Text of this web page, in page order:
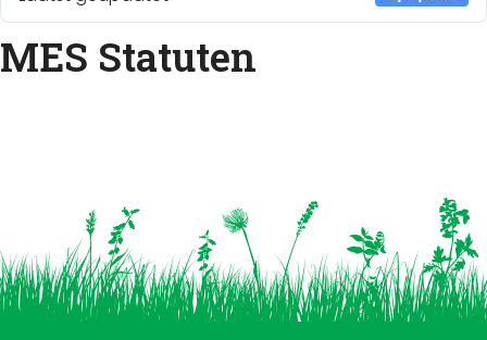
MES Statuten